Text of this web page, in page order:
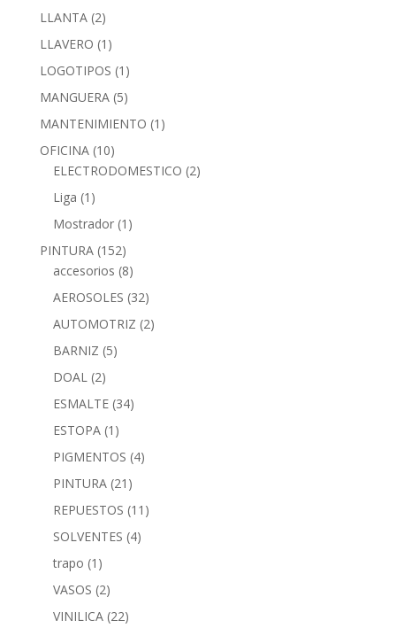
LLANTA (2)
LLAVERO (1)
LOGOTIPOS (1)
MANGUERA (5)
MANTENIMIENTO (1)
OFICINA (10)
ELECTRODOMESTICO (2)
Liga (1)
Mostrador (1)
PINTURA (152)
accesorios (8)
AEROSOLES (32)
AUTOMOTRIZ (2)
BARNIZ (5)
DOAL (2)
ESMALTE (34)
ESTOPA (1)
PIGMENTOS (4)
PINTURA (21)
REPUESTOS (11)
SOLVENTES (4)
trapo (1)
VASOS (2)
VINILICA (22)